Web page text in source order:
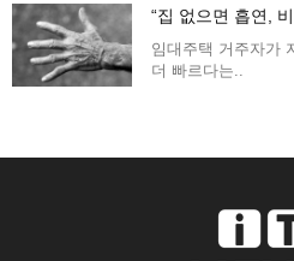
“집 없으면 흡연,
임대주택 거주자가
더 빠르다는..